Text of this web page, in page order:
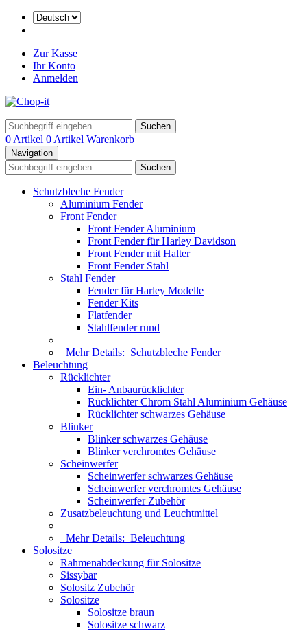
Zur Kasse
Ihr Konto
Anmelden
Suchen
0 Artikel 0 Artikel Warenkorb
Navigation
Suchen
Schutzbleche Fender
Aluminium Fender
Front Fender
Front Fender Aluminium
Front Fender für Harley Davidson
Front Fender mit Halter
Front Fender Stahl
Stahl Fender
Fender für Harley Modelle
Fender Kits
Flatfender
Stahlfender rund
Mehr Details: Schutzbleche Fender
Beleuchtung
Rücklichter
Ein- Anbaurücklichter
Rücklichter Chrom Stahl Aluminium Gehäuse
Rücklichter schwarzes Gehäuse
Blinker
Blinker schwarzes Gehäuse
Blinker verchromtes Gehäuse
Scheinwerfer
Scheinwerfer schwarzes Gehäuse
Scheinwerfer verchromtes Gehäuse
Scheinwerfer Zubehör
Zusatzbeleuchtung und Leuchtmittel
Mehr Details: Beleuchtung
Solositze
Rahmenabdeckung für Solositze
Sissybar
Solositz Zubehör
Solositze
Solositze braun
Solositze schwarz